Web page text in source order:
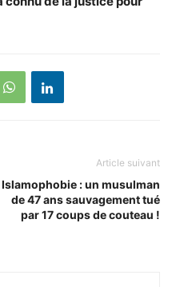
Article suivant
Islamophobie : un musulman
de 47 ans sauvagement tué
par 17 coups de couteau !